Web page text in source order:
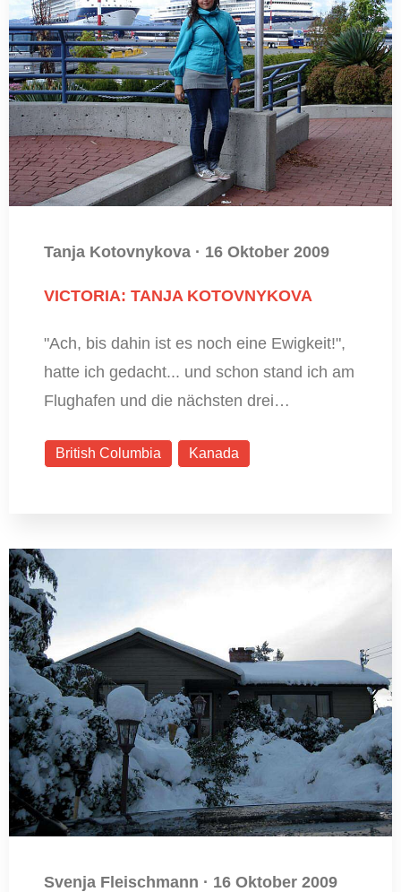
Tanja Kotovnykova · 16 Oktober 2009
VICTORIA: TANJA KOTOVNYKOVA
"Ach, bis dahin ist es noch eine Ewigkeit!",
hatte ich gedacht... und schon stand ich am
Flughafen und die nächsten drei…
British Columbia Kanada
Svenja Fleischmann · 16 Oktober 2009